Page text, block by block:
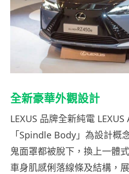
全新豪華外觀設計
LEXUS 品牌全新純電 LEXUS
「Spindle Body」為設計概
鬼面罩都被脫下，換上一體
車身肌感俐落線條及結構，